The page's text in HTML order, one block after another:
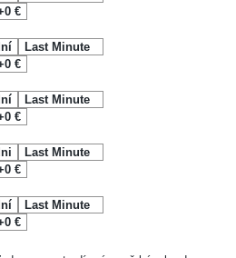
€
Last Minute
€
Last Minute
€
Last Minute
€
Last Minute
€